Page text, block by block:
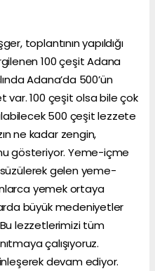
toplantının yapıldığı
100 çeşit Adana
Adana’da 500’ün
var. 100 çeşit olsa bile çok
500 çeşit lezzete
ne kadar zengin,
gösteriyor. Yeme-içme
süzülerek gelen yeme-
yemek ortaya
büyük medeniyetler
lezzetlerimizi tüm
çalışıyoruz.
devam ediyor.